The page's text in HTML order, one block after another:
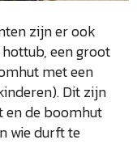
zijn er ook
een groot
met een
Dit zijn
en de boomhut
wie durft te